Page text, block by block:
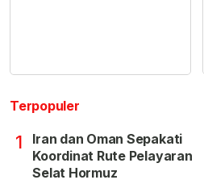
Terpopuler
1
Iran dan Oman Sepakati
Koordinat Rute Pelayaran
Selat Hormuz